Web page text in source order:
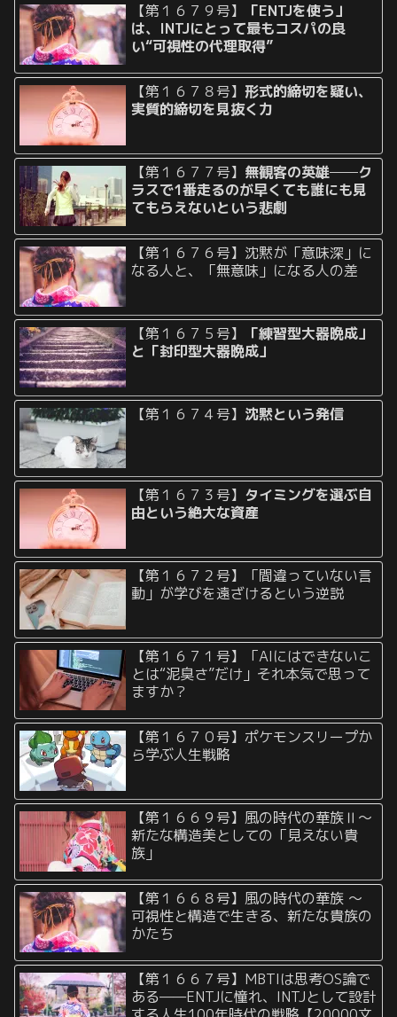
【第１６７９号】
「ENTJを使う」
は、INTJにとって最もコスパの良
い“可視性の代理取得”
【第１６７８号】形式的締切を疑い、
実質的締切を見抜く力
【第１６７７号】 無観客の英雄──ク
ラスで1番走るのが早くても誰にも見
てもらえないという悲劇
【第１６７６号】沈黙が「意味深」に
なる人と、「無意味」になる人の差
【第１６７５号】
「練習型大器晩成」
と「封印型大器晩成」
【第１６７４号】 沈黙という発信
【第１６７３号】 タイミングを選ぶ自
由という絶大な資産
【第１６７２号】「間違っていない言
動」が学びを遠ざけるという逆説
【第１６７１号】「AIにはできないこ
とは“泥臭さ”だけ」それ本気で思って
ますか？
【第１６７０号】ポケモンスリープか
ら学ぶ人生戦略
【第１６６９号】風の時代の華族Ⅱ〜
新たな構造美としての「見えない貴
族」
【第１６６８号】風の時代の華族 〜
可視性と構造で生きる、新たな貴族の
かたち
【第１６６７号】MBTIは思考OS論で
ある——ENTJに憧れ、INTJとして設計